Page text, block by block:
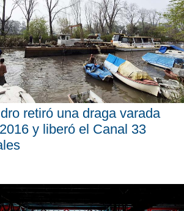
retiró una draga varada
y liberó el Canal 33